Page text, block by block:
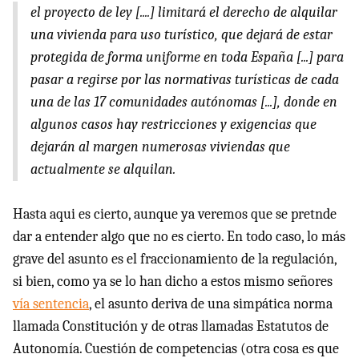
el proyecto de ley [....] limitará el derecho de alquilar
una vivienda para uso turístico, que dejará de estar
protegida de forma uniforme en toda España [...] para
pasar a regirse por las normativas turísticas de cada
una de las 17 comunidades autónomas [...], donde en
algunos casos hay restricciones y exigencias que
dejarán al margen numerosas viviendas que
actualmente se alquilan.
Hasta aqui es cierto, aunque ya veremos que se pretnde
dar a entender algo que no es cierto. En todo caso, lo más
grave del asunto es el fraccionamiento de la regulación,
si bien, como ya se lo han dicho a estos mismo señores
vía sentencia, el asunto deriva de una simpática norma
llamada Constitución y de otras llamadas Estatutos de
Autonomía. Cuestión de competencias (otra cosa es que